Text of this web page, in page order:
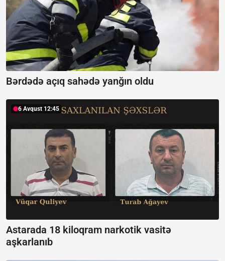
Bərdədə açıq sahədə yanğın oldu
6 Avqust 12:45
Astarada 18 kiloqram narkotik vasitə
aşkarlanıb